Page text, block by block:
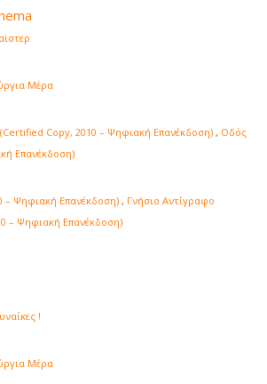
Μέρα
Copy, 2010 – Ψηφιακή Επανέκδοση) , Οδός
Επανέκδοση)
– Ψηφιακή Επανέκδοση), Γνήσιο Αντίγραφο
– Ψηφιακή Επανέκδοση)
!
Μέρα